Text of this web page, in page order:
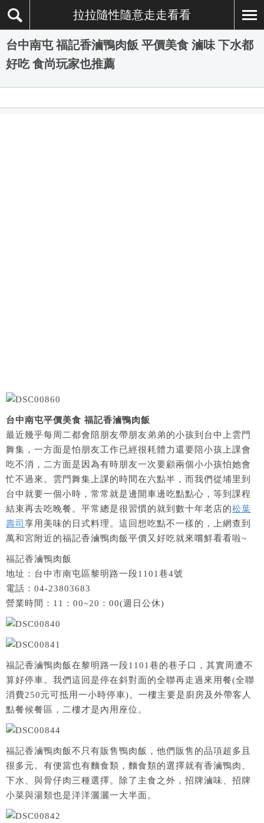
拉拉隨性隨意走走看看
台中南屯 福記香滷鴨肉飯 平價美食 滷味 下水都
好吃 食尚玩家也推薦
台中南屯平價美食 福記香滷鴨肉飯
最近幾乎每周二都會陪朋友帶朋友弟弟的小孩到台中上雲門
舞集，一方面是怕朋友工作已經很耗體力還要陪小孩上課會
吃不消，二方面是因為有時朋友一次要顧兩個小小孩怕她會
忙不過來。雲門舞集上課的時間在六點半，而我們從埔里到
台中就要一個小時，常常就是邊開車邊吃點點心，等到課程
結束再去吃晚餐。平常總是很習慣的就到數十年老店的松葉
壽司 享用美味的日式料理。這回想吃點不一樣的，上網查到
萬和宮附近的福記香滷鴨肉飯平價又好吃就來嚐鮮看看啦~
福記香滷鴨肉飯
地址：台中市南屯區黎明路一段1101巷4號
電話：04-23803683
營業時間：11：00~20：00(週日公休)
福記香滷鴨肉飯在黎明路一段1101巷的巷子口，其實周遭不
算好停車。我們這回是停在斜對面的全聯再走過來用餐(全聯
消費250元可抵用一小時停車)。一樓主要是廚房及外帶客人
點餐候餐區，二樓才是內用座位。
福記香滷鴨肉飯不只有販售鴨肉飯，他們販售的品項超多且
很多元。有便當也有麵食類，麵食類的選擇就有香滷鴨肉、
下水、與骨仔肉三種選擇。除了主食之外，招牌滷味、招牌
小菜與湯類也是洋洋灑灑一大半面。